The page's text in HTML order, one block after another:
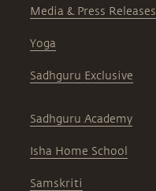
Media & Press Releases
Yoga
Sadhguru Exclusive
Sadhguru Academy
Isha Home School
Samskriti